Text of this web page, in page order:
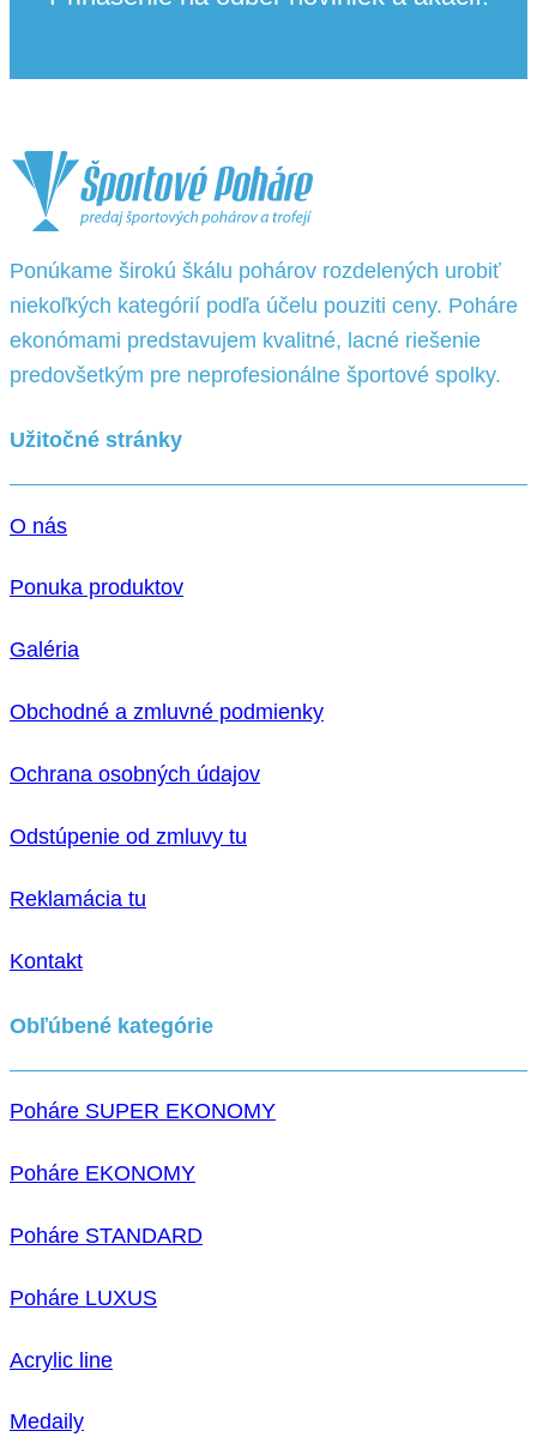
Ponúkame širokú škálu pohárov rozdelených urobiť
niekoľkých kategórií podľa účelu pouziti ceny. Poháre
ekonómami predstavujem kvalitné, lacné riešenie
predovšetkým pre neprofesionálne športové spolky.
Užitočné stránky
O nás
Ponuka produktov
Galéria
Obchodné a zmluvné podmienky
Ochrana osobných údajov
Odstúpenie od zmluvy tu
Reklamácia tu
Kontakt
Obľúbené kategórie
Poháre SUPER EKONOMY
Poháre EKONOMY
Poháre STANDARD
Poháre LUXUS
Acrylic line
Medaily